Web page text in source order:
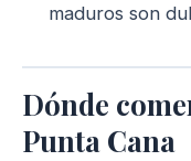
maduros son
Dónde
Punta Cana